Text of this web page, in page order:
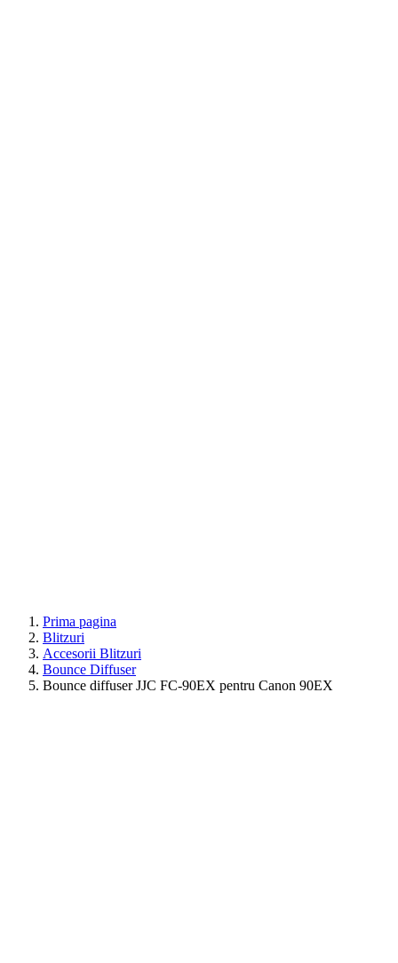
Prima pagina
Blitzuri
Accesorii Blitzuri
Bounce Diffuser
Bounce diffuser JJC FC-90EX pentru Canon 90EX